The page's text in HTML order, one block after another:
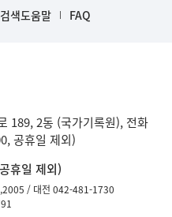
검색도움말 FAQ
189, 2동 (국가기록원), 전화
공휴일 제외)
휴일 제외)
대전 042-481-1730